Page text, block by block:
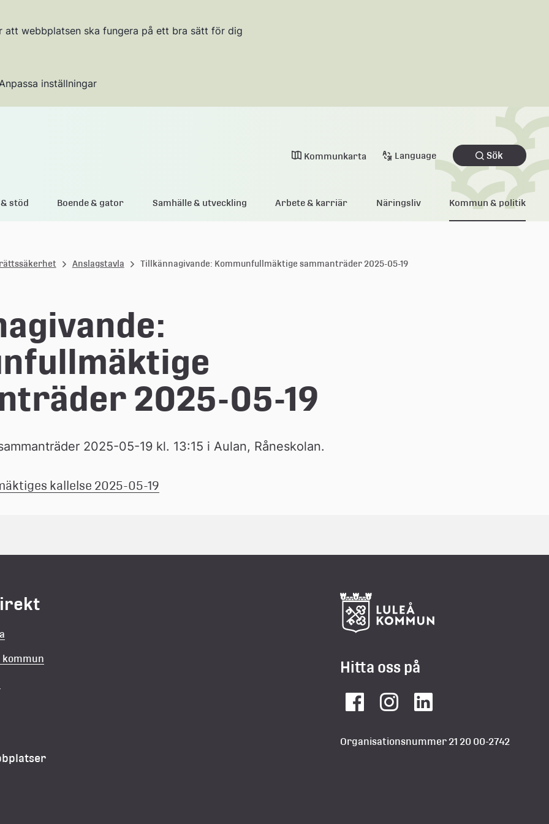
att webbplatsen ska fungera på ett bra sätt för dig
inställningar
Kommunkarta Language Sök
stöd Boende & gator Samhälle & utveckling Arbete & karriär Näringsliv Kommun & politik
Anslagstavla Tillkännagivande: Kommunfullmäktige sammanträder 2025-05-19
2025-05-19
2025-05-19 kl. 13:15 i Aulan, Råneskolan.
kallelse 2025-05-19(pdf.)
kommun
Hitta oss på
FacebookInstagramLinkedIn
Organisationsnummer 21 20 00-2742